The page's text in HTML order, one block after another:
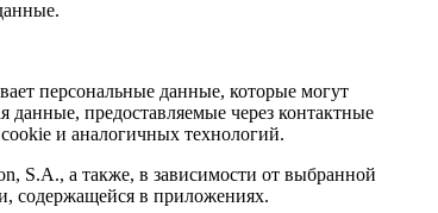
персональные данные, которые могут
предоставляемые через контактные
и аналогичных технологий.
S.A., а также, в зависимости от выбранной
содержащейся в приложениях.